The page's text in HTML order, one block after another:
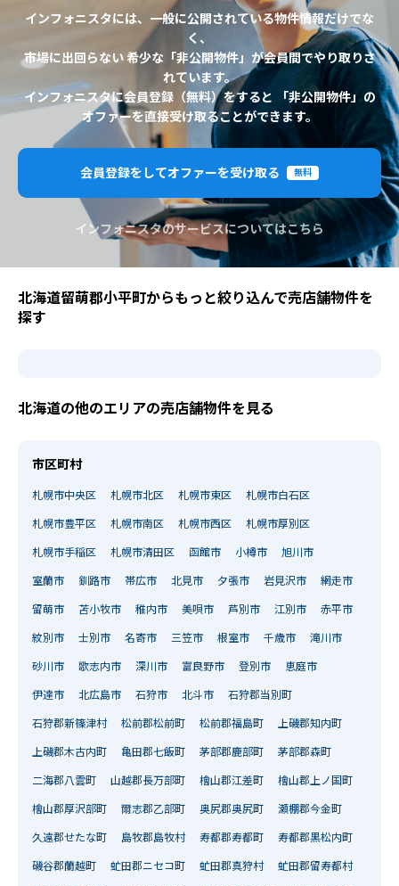
インフォニスタには、一般に公開されている物件情報だけでな
く、
市場に出回らない 希少な「非公開物件」が会員間でやり取りさ
れています。
インフォニスタに会員登録（無料）をすると 「非公開物件」の
オファーを直接受け取ることができます。
会員登録をしてオファーを受け取る 無料
インフォニスタのサービスについてはこちら
北海道留萌郡小平町からもっと絞り込んで売店舗物件を
探す
北海道の他のエリアの売店舗物件を見る
市区町村
札幌市中央区 札幌市北区 札幌市東区 札幌市白石区
札幌市豊平区 札幌市南区 札幌市西区 札幌市厚別区
札幌市手稲区 札幌市清田区 函館市 小樽市 旭川市
室蘭市 釧路市 帯広市 北見市 夕張市 岩見沢市 網走市
留萌市 苫小牧市 稚内市 美唄市 芦別市 江別市 赤平市
紋別市 士別市 名寄市 三笠市 根室市 千歳市 滝川市
砂川市 歌志内市 深川市 富良野市 登別市 恵庭市
伊達市 北広島市 石狩市 北斗市 石狩郡当別町
石狩郡新篠津村 松前郡松前町 松前郡福島町 上磯郡知内町
上磯郡木古内町 亀田郡七飯町 茅部郡鹿部町 茅部郡森町
二海郡八雲町 山越郡長万部町 檜山郡江差町 檜山郡上ノ国町
檜山郡厚沢部町 爾志郡乙部町 奥尻郡奥尻町 瀬棚郡今金町
久遠郡せたな町 島牧郡島牧村 寿都郡寿都町 寿都郡黒松内町
磯谷郡蘭越町 虻田郡ニセコ町 虻田郡真狩村 虻田郡留寿都村